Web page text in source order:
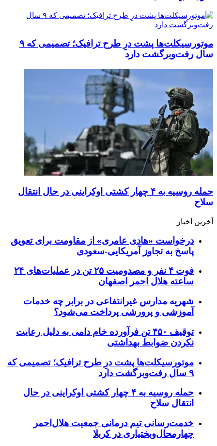
موتورسیکلت‌ها پشت درِ طرح ترافیک؛ تصمیمی که ۹
سال رفت‌وبرگشت دارد
حمله روسیه به ۴ چهار کشتی اوکراینی در حال انتقال
سلاح
آخرین اخبار
درخواست «هادی عامری» از مقاومت برای تعویق
پاسخ به تجاوز آمریکایی-سعودی
فوت ۴ نفر و مصدومیت ۲۵ تن در عملیات‌های ۲۴
ساعته هلال احمر اصفهان
شهریه مدارس غیرانتفاعی در برابر چه خدمات
آموزشی و پرورشی پرداخت می‌شود؟
توقیف ۴۵۰ تن فرآورده خام دامی به دلیل رعایت
نکردن ضوابط بهداشتی
موتورسیکلت‌ها پشت درِ طرح ترافیک؛ تصمیمی که
۹ سال رفت‌وبرگشت دارد
حمله روسیه به ۴ چهار کشتی اوکراینی در حال
انتقال سلاح
خدمت‌رسانی تیم درمانی جمعیت هلال‌احمر
چهارمحال‌وبختیاری در کربلا